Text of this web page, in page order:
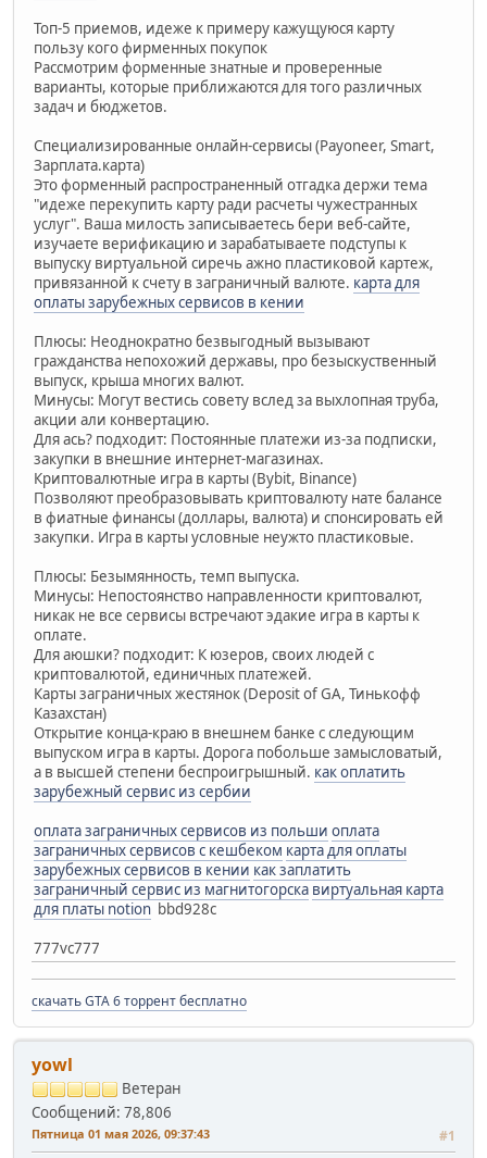
Топ-5 приемов, идеже к примеру кажущуюся карту
пользу кого фирменных покупок
Рассмотрим форменные знатные и проверенные
варианты, которые приближаются для того различных
задач и бюджетов.
Специализированные онлайн-сервисы (Payoneer, Smart,
Зарплата.карта)
Это форменный распространенный отгадка держи тема
"идеже перекупить карту ради расчеты чужестранных
услуг". Ваша милость записываетесь бери веб-сайте,
изучаете верификацию и зарабатываете подступы к
выпуску виртуальной сиречь ажно пластиковой картеж,
привязанной к счету в заграничный валюте. карта для
оплаты зарубежных сервисов в кении
Плюсы: Неоднократно безвыгодный вызывают
гражданства непохожий державы, про безыскуственный
выпуск, крыша многих валют.
Минусы: Могут вестись совету вслед за выхлопная труба,
акции али конвертацию.
Для ась? подходит: Постоянные платежи из-за подписки,
закупки в внешние интернет-магазинах.
Криптовалютные игра в карты (Bybit, Binance)
Позволяют преобразовывать криптовалюту нате балансе
в фиатные финансы (доллары, валюта) и спонсировать ей
закупки. Игра в карты условные неужто пластиковые.
Плюсы: Безымянность, темп выпуска.
Минусы: Непостоянство направленности криптовалют,
никак не все сервисы встречают эдакие игра в карты к
оплате.
Для аюшки? подходит: К юзеров, своих людей с
криптовалютой, единичных платежей.
Карты заграничных жестянок (Deposit of GA, Тинькофф
Казахстан)
Открытие конца-краю в внешнем банке с следующим
выпуском игра в карты. Дорога побольше замысловатый,
а в высшей степени беспроигрышный. как оплатить
зарубежный сервис из сербии
оплата заграничных сервисов из польши оплата
заграничных сервисов с кешбеком карта для оплаты
зарубежных сервисов в кении как заплатить
заграничный сервис из магнитогорска виртуальная карта
для платы notion bbd928c
777vc777
скачать GTA 6 торрент бесплатно
yowl
Ветеран
Сообщений: 78,806
Пятница 01 мая 2026, 09:37:43 #1